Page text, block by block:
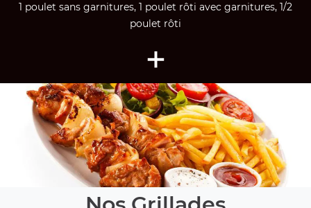
1 poulet sans garnitures, 1 poulet rôti avec garnitures, 1/2
poulet rôti
+